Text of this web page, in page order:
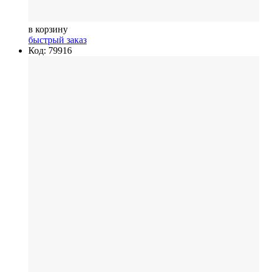
в корзину
быстрый заказ
Код: 79916